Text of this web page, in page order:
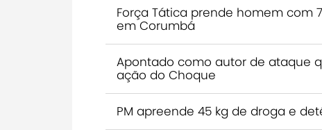
Força Tática prende homem com
em Corumbá
Apontado como autor de ataque
ação do Choque
PM apreende 45 kg de droga e